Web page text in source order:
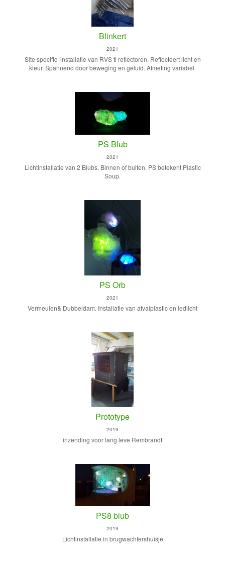
Blinkert
2021
Site specific installatie van RVS tl reflectoren. Reflecteert licht en
kleur. Spannend door beweging en geluid. Afmeting variabel.
PS Blub
2021
Lichtinstallatie van 2 Blubs. Binnen of buiten. PS betekent Plastic
Soup.
PS Orb
2021
Vermeulen& Dubbeldam. Installatie van afvalplastic en ledlicht
Prototype
2019
inzending voor lang leve Rembrandt
PS8 blub
2019
Lichtinstallatie in brugwachtershuisje